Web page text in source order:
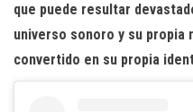
que puede resultar
universo sonoro y su propia
convertido en su propia